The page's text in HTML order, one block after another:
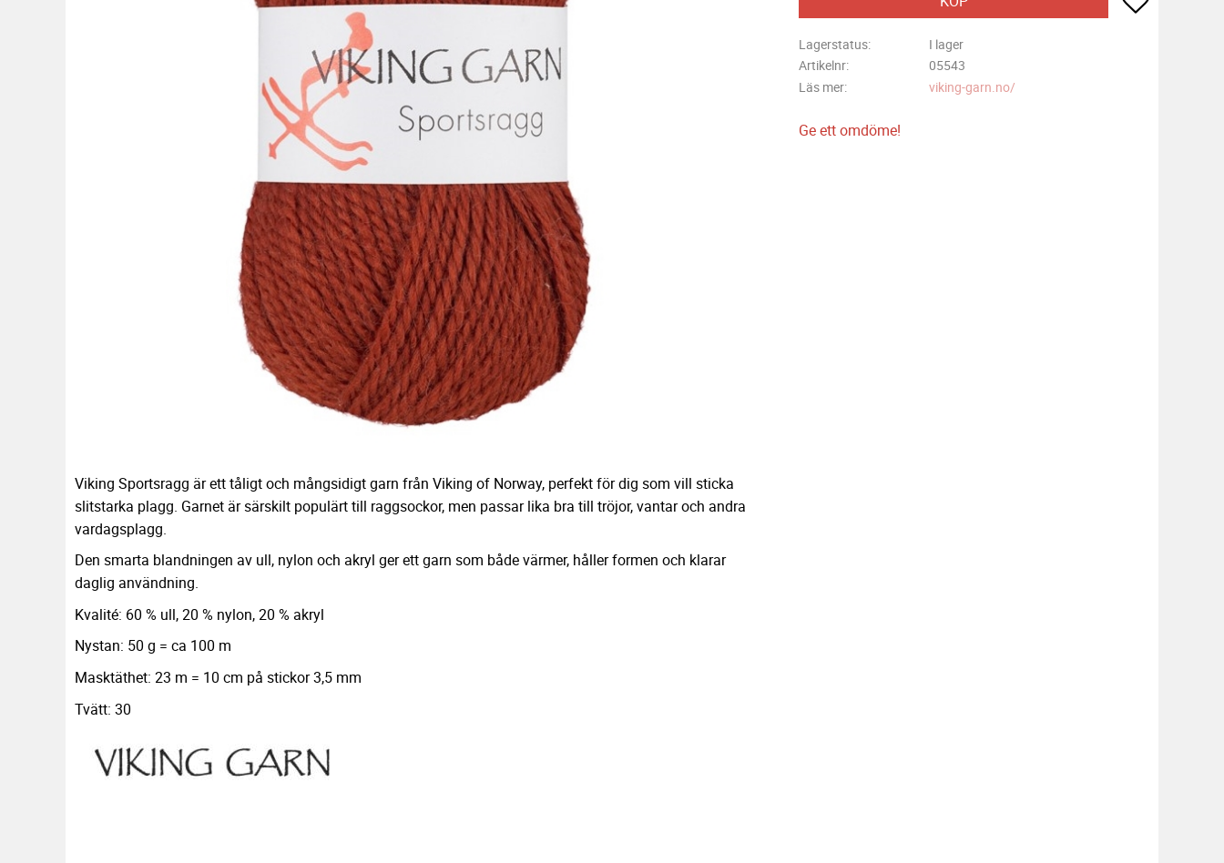
Lagerstatus
I lager
Artikelnr
05543
Läs mer
viking-garn.no/
Ge ett omdöme!
Viking Sportsragg är ett tåligt och mångsidigt garn från Viking of Norway, perfekt för dig som vill sticka
slitstarka plagg. Garnet är särskilt populärt till raggsockor, men passar lika bra till tröjor, vantar och andra
vardagsplagg.
Den smarta blandningen av ull, nylon och akryl ger ett garn som både värmer, håller formen och klarar
daglig användning.
Kvalité: 60 % ull, 20 % nylon, 20 % akryl
Nystan: 50 g = ca 100 m
Masktäthet: 23 m = 10 cm på stickor 3,5 mm
Tvätt: 30